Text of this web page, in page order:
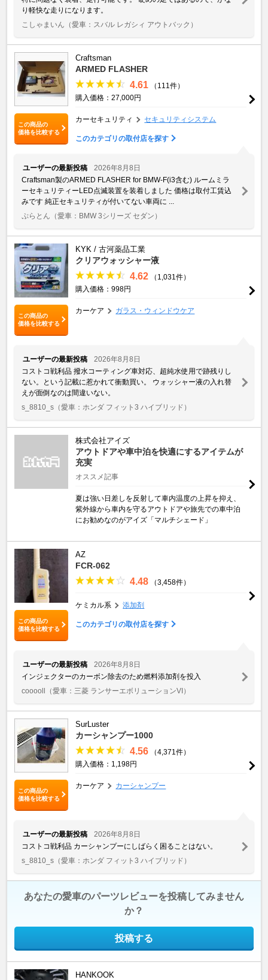
り軽快な走りになります。
こしゃまいん （愛車：スバル レガシィ アウトバック）
この商品の
価格を比較する
Craftsman
ARMED FLASHER
4.61
（111件）
購入価格：27,000円
カーセキュリティ セキュリティシステム
このカテゴリの取付店を探す
ユーザーの最新投稿
2026年8月8日
Craftsman製のARMED FLASHER for BMW-F(i3含む) ルームミラ
ーセキュリティーLED点滅装置を装着しました 価格は取付工賃込
みです 純正セキュリティが付いてない車両に ...
ぷらとん （愛車：BMW 3シリーズ セダン）
この商品の
価格を比較する
KYK / 古河薬品工業
クリアウォッシャー液
4.62
（1,031件）
購入価格：998円
カーケア ガラス・ウィンドウケア
ユーザーの最新投稿
2026年8月8日
コストコ戦利品 撥水コーティング車対応、超純水使用で跡残りし
ない。という記載に惹かれて衝動買い。 ウォッシャー液の入れ替
えが面倒なのは間違いない。
s_8810_s （愛車：ホンダ フィット3 ハイブリッド）
株式会社アイズ
アウトドアや車中泊を快適にするアイテムが
充実
オススメ記事
夏は強い日差しを反射して車内温度の上昇を抑え、
紫外線から車内を守るアウトドアや旅先での車中泊
にお勧めなのがアイズ「マルチシェード」
この商品の
価格を比較する
AZ
FCR-062
4.48 （3,458件）
ケミカル系 添加剤
このカテゴリの取付店を探す
ユーザーの最新投稿
2026年8月8日
インジェクターのカーボン除去のため燃料添加剤を投入
cooooll （愛車：三菱 ランサーエボリューションVI）
この商品の
価格を比較する
SurLuster
カーシャンプー1000
4.56
（4,371件）
購入価格：1,198円
カーケア カーシャンプー
ユーザーの最新投稿
2026年8月8日
コストコ戦利品 カーシャンプーにしばらく困ることはない。
s_8810_s （愛車：ホンダ フィット3 ハイブリッド）
あなたの愛車のパーツレビューを投稿してみません
か？
投稿する
HANKOOK